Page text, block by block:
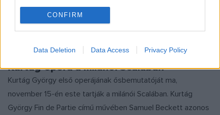
CONFIRM
Data Deletion Data Access Privacy Policy
hatalmas sikerrel mutatta be Kurtág György egyetlen
operáját a Danubia Zenekar. Eckhardt Gábor beszámolója.
Kurtág-opera a milánói Scalában
Kurtág György első operájának ősbemutatóját ma,
november 15-én este tartják a milánói Scalában. Kurtág
György Fin de Partie című művében Samuel Beckett azonos